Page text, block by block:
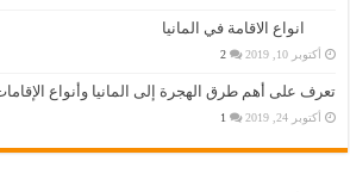
انواع الاقامة في المانيا
أكتوبر 10, 2019 2
تعرف على أهم طرق الهجرة إلى المانيا وأنواع
أكتوبر 24, 2019 1